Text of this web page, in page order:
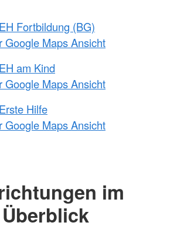
Fortbildung (BG)
Google Maps Ansicht
am Kind
Google Maps Ansicht
Hilfe
Google Maps Ansicht
im
Überblick